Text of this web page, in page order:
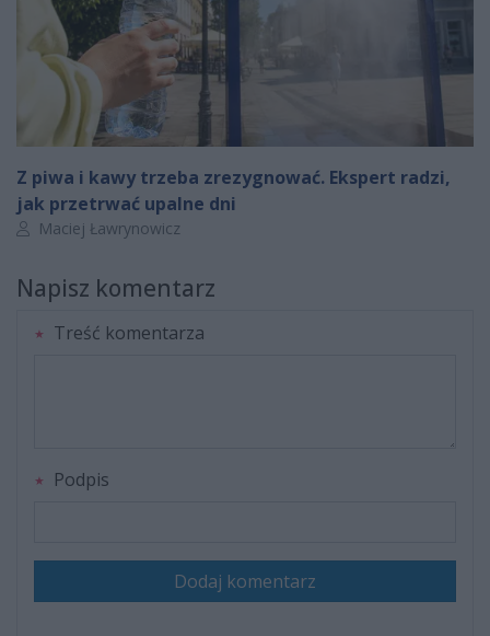
Z piwa i kawy trzeba zrezygnować. Ekspert radzi,
jak przetrwać upalne dni
Autor artykułu:
Maciej Ławrynowicz
Napisz komentarz
Treść komentarza
Podpis
Dodaj komentarz